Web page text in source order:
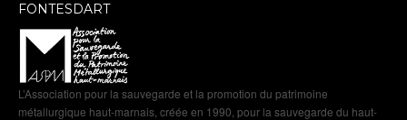
FONTESDART
L’Association pour la sauvegarde et la promotion du patrimoine
métallurgique haut-marnais, créée en 1990, pour la sauvegarde du haut-